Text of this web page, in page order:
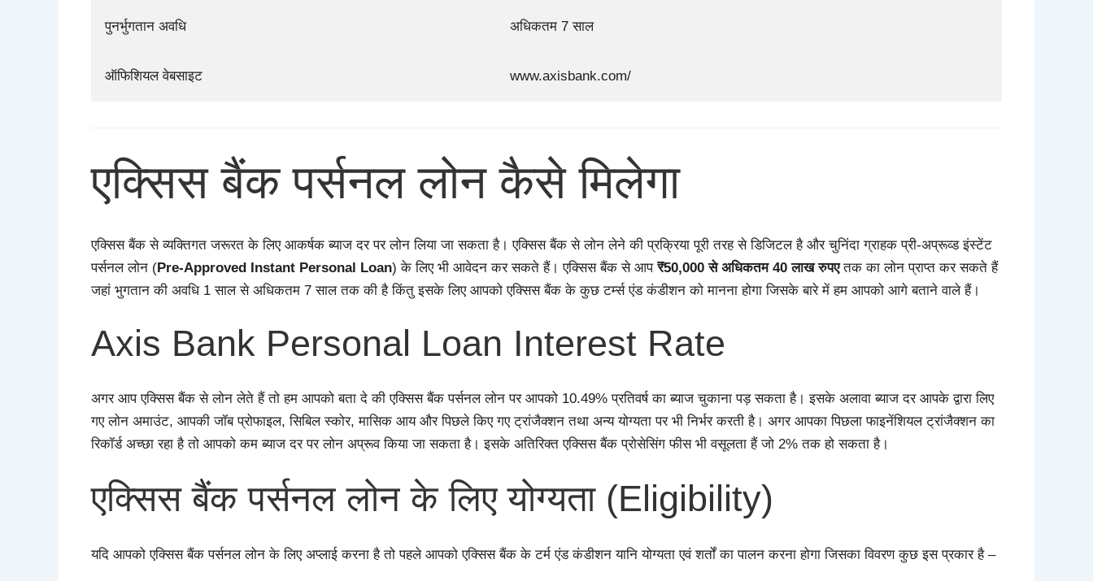
पुनर्भुगतान अवधि अधिकतम 7 साल
ऑफिशियल वेबसाइट www.axisbank.com/
एक्सिस बैंक पर्सनल लोन कैसे मिलेगा
एक्सिस बैंक से व्यक्तिगत जरूरत के लिए आकर्षक ब्याज दर पर लोन लिया जा सकता है। एक्सिस बैंक से लोन लेने की प्रक्रिया पूरी तरह से डिजिटल है और चुनिंदा ग्राहक प्री-अप्रूव्ड इंस्टेंट
पर्सनल लोन (Pre-Approved Instant Personal Loan) के लिए भी आवेदन कर सकते हैं। एक्सिस बैंक से आप ₹50,000 से अधिकतम 40 लाख रुपएतक का लोन प्राप्त कर सकते हैं
जहां भुगतान की अवधि 1 साल से अधिकतम 7 साल तक की है किंतु इसके लिए आपको एक्सिस बैंक के कुछ टर्म्स एंड कंडीशन को मानना होगा जिसके बारे में हम आपको आगे बताने वाले हैं।
Axis Bank Personal Loan Interest Rate
अगर आप एक्सिस बैंक से लोन लेते हैं तो हम आपको बता दे की एक्सिस बैंक पर्सनल लोन पर आपको 10.49% प्रतिवर्ष का ब्याज चुकाना पड़ सकता है। इसके अलावा ब्याज दर आपके द्वारा लिए
गए लोन अमाउंट, आपकी जॉब प्रोफाइल, सिबिल स्कोर, मासिक आय और पिछले किए गए ट्रांजैक्शन तथा अन्य योग्यता पर भी निर्भर करती है। अगर आपका पिछला फाइनेंशियल ट्रांजैक्शन का
रिकॉर्ड अच्छा रहा है तो आपको कम ब्याज दर पर लोन अप्रूव किया जा सकता है। इसके अतिरिक्त एक्सिस बैंक प्रोसेसिंग फीस भी वसूलता हैं जो 2% तक हो सकता है।
एक्सिस बैंक पर्सनल लोन के लिए योग्यता (Eligibility)
यदि आपको एक्सिस बैंक पर्सनल लोन के लिए अप्लाई करना है तो पहले आपको एक्सिस बैंक के टर्म एंड कंडीशन यानि योग्यता एवं शर्तों का पालन करना होगा जिसका विवरण कुछ इस प्रकार है –